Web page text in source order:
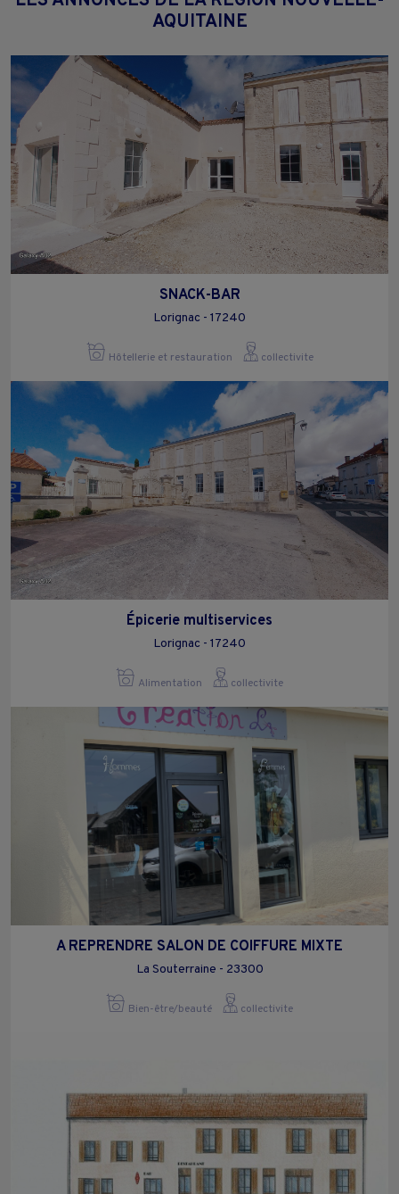
AQUITAINE
SNACK-BAR
Lorignac - 17240
Hôtellerie et restauration collectivite
Épicerie multiservices
Lorignac - 17240
Alimentation collectivite
A REPRENDRE SALON DE COIFFURE MIXTE
La Souterraine - 23300
Bien-être/beauté collectivite